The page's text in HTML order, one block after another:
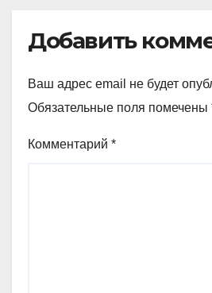
Добавить
Ваш адрес email не будет
Обязательные поля помечены
Комментарий *